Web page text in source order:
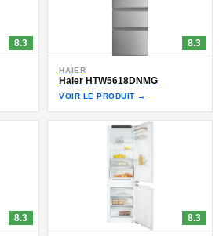
8.3 8.3
HAIER
Haier HTW5618DNMG
VOIR LE PRODUIT →
8.3 8.3